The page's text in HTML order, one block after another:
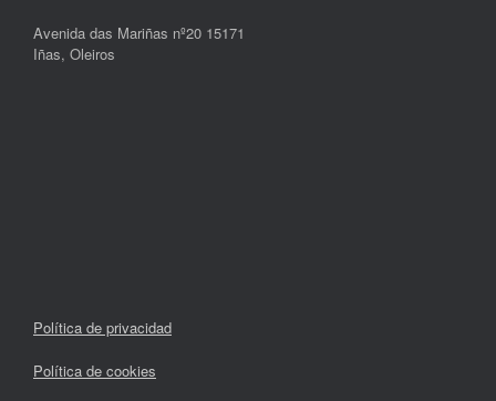
Avenida das Mariñas nº20 15171
Iñas, Oleiros
Política de privacidad
Política de cookies